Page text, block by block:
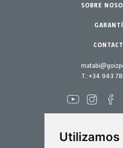
T.:+34 943
Jardín-
Kits
SOBRE